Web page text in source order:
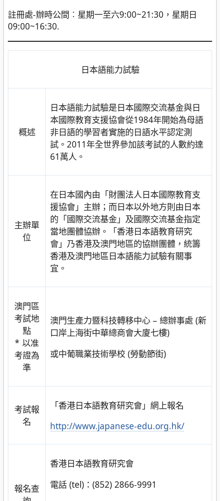
註冊處-辦時公間︰星期一至六9:00~21:30，星期日
09:00~16:30.
日本語能力試驗
概述
日本語能力試驗是日本國際交流基金與日
本國際教育支援協會從1984年開始為母語
非日語的學習者實施的日語水平認定測
試。2011年全世界參加該考試的人數約達
61萬人。
主辦單
位
在日本國內由「財團法人日本國際教育支
援協會」主辦；而日本以外地方則由日本
的「國際交流基金」及國際交流基金指定
當地團體協辦。「香港日本語教育研究
會」乃香港及澳門地區的協辦團體，統籌
香港及澳門地區日本語能力試驗有關事
宜。
澳門區
考試地
點
* 以准
考證為
準
澳門生產力暨科技轉移中心 – 總辦事處 (新
口岸上海街中華總商會大廈七樓)
或中葡職業技術學校 (勞動節街)
考試報
名
「香港日本語教育研究會」網上報名
http://www.japanese-edu.org.hk/
報名查
香港日本語教育研究會
電話 (tel)：(852) 2866-9991